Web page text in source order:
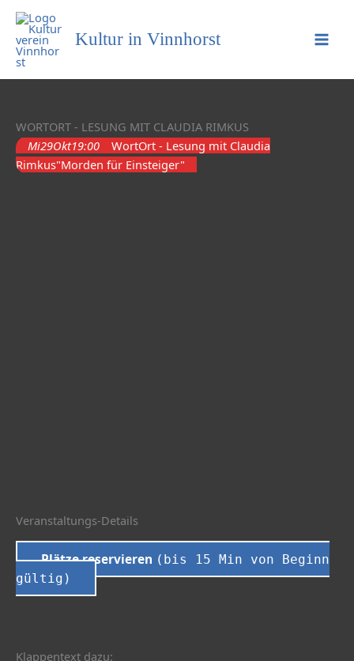
Kultur in Vinnhorst
WORTORT - LESUNG MIT CLAUDIA RIMKUS
Mi29Okt19:00
WortOrt - Lesung mit Claudia
Rimkus"Morden für Einsteiger"
Veranstaltungs-Details
Plätze reservieren (bis 15 Min von Beginn
gültig)
Klappentext dazu: